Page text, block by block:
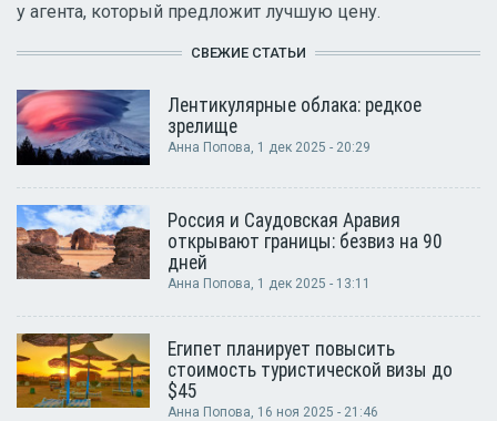
у агента, который предложит лучшую цену.
СВЕЖИЕ СТАТЬИ
Лентикулярные облака: редкое
зрелище
Анна Попова, 1 дек 2025 - 20:29
Россия и Саудовская Аравия
открывают границы: безвиз на 90
дней
Анна Попова, 1 дек 2025 - 13:11
Египет планирует повысить
стоимость туристической визы до
$45
Анна Попова, 16 ноя 2025 - 21:46